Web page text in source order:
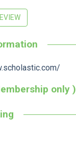
only )